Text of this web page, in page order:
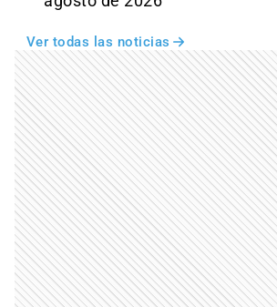
Ver todas las noticias